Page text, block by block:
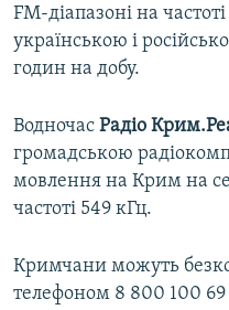
FM-діапазоні на
українською і
годин на добу.
Водночас Радіо
громадською
мовлення на Крим на
частоті 549 кГц.
Кримчани можуть
телефоном 8 800 100 69